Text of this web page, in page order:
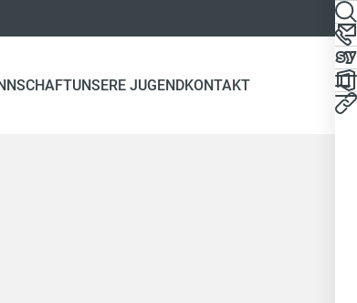
UNSERE JUGENDKONTAKT